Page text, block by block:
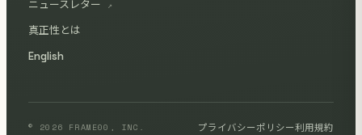
ニュースレター ↗
真正性とは
English
© 2026 FRAME00, INC. プライバシーポリシー利用規約